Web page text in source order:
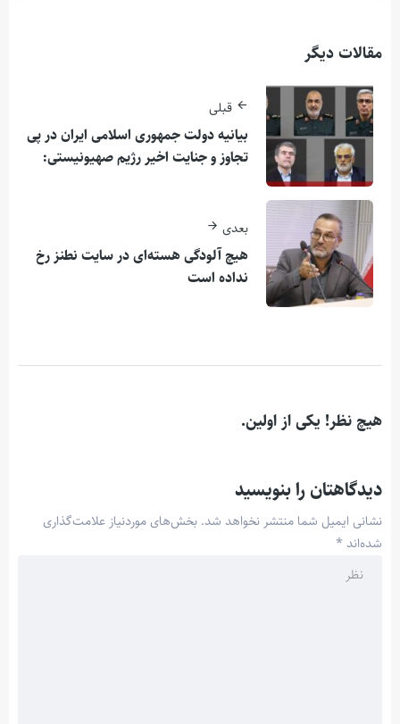
مقالات دیگر
قبلی
بیانیه دولت جمهوری اسلامی ایران در پی
تجاوز و جنایت اخیر رژیم صهیونیستی:
بعدی
هیچ آلودگی هسته‌ای در سایت نطنز رخ
نداده است
هیچ نظر! یکی از اولین.
دیدگاهتان را بنویسید
نشانی ایمیل شما منتشر نخواهد شد. بخش‌های موردنیاز علامت‌گذاری
شده‌اند *